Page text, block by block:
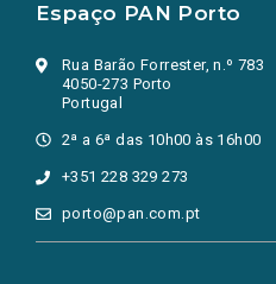
Espaço PAN Porto
Rua Barão Forrester, n.º 783
4050-273 Porto
Portugal
2ª a 6ª das 10h00 às 16h00
+351 228 329 273
porto@pan.com.pt